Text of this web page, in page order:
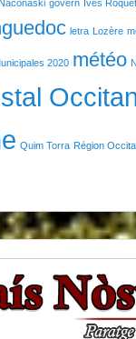
govern Ives
letra Lozère
2020 météo
Quim Torra Région